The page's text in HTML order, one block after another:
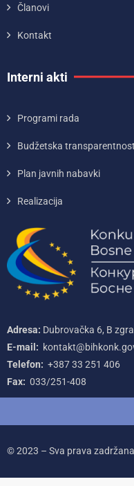
Članovi
Kontakt
Interni akti
Programi rada
Budžetska transparentnost
Plan javnih nabavki
Realizacija
Adresa: Dubrovačka 6, B
E-mail:
Telefon: +387‌ 33‌ 251‌ 406
Fax: 033/251-408
© 2023 – Sva prava